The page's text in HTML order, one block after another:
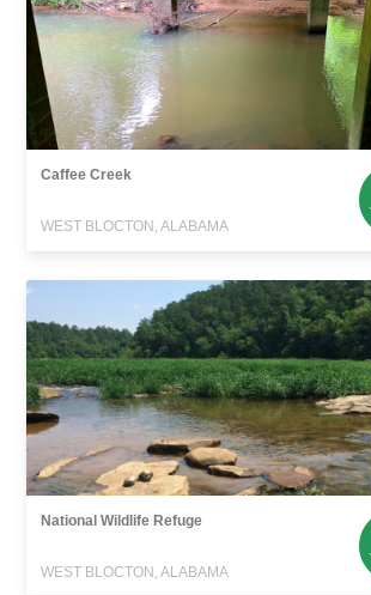
Caffee Creek
WEST BLOCTON, ALABAMA
National Wildlife Refuge
WEST BLOCTON, ALABAMA